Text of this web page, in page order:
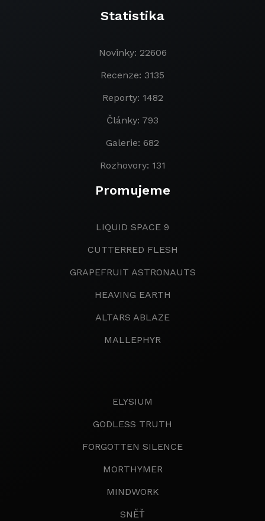
Statistika
Novinky: 22606
Recenze: 3135
Reporty: 1482
Články: 793
Galerie: 682
Rozhovory: 131
Promujeme
LIQUID SPACE 9
CUTTERRED FLESH
GRAPEFRUIT ASTRONAUTS
HEAVING EARTH
ALTARS ABLAZE
MALLEPHYR
ELYSIUM
GODLESS TRUTH
FORGOTTEN SILENCE
MORTHYMER
MINDWORK
SNĚŤ